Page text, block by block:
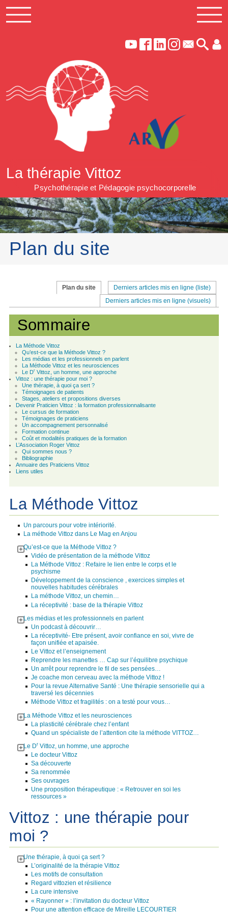
La thérapie Vittoz
Psychothérapie et Pédagogie psychocorporelle
Plan du site
Plan du site
Derniers articles mis en ligne (liste)
Derniers articles mis en ligne (visuels)
Sommaire
La Méthode Vittoz
Qu’est-ce que la Méthode Vittoz ?
Les médias et les professionnels en parlent
La Méthode Vittoz et les neurosciences
Le DrVittoz, un homme, une approche
Vittoz : une thérapie pour moi ?
Une thérapie, à quoi ça sert ?
Témoignages de patients
Stages, ateliers et propositions diverses
Devenir Praticien Vittoz : la formation professionnalisante
Le cursus de formation
Témoignages de praticiens
Un accompagnement personnalisé
Formation continue
Coût et modalités pratiques de la formation
L’Association Roger Vittoz
Qui sommes nous ?
Bibliographie
Annuaire des Praticiens Vittoz
Liens utiles
La Méthode Vittoz
Un parcours pour votre intériorité.
La méthode Vittoz dans Le Mag en Anjou
Qu’est-ce que la Méthode Vittoz ?
Vidéo de présentation de la méthode Vittoz
La Méthode Vittoz : Refaire le lien entre le corps et le
psychisme
Développement de la conscience , exercices simples et
nouvelles habitudes cérébrales
La méthode Vittoz, un chemin…
La réceptivité : base de la thérapie Vittoz
Les médias et les professionnels en parlent
Un podcast à découvrir…
La réceptivité- Etre présent, avoir confiance en soi, vivre de
façon unifiée et apaisée.
Le Vittoz et l’enseignement
Reprendre les manettes … Cap sur l’équilibre psychique
Un arrêt pour reprendre le fil de ses pensées…
Je coache mon cerveau avec la méthode Vittoz !
Pour la revue Alternative Santé : Une thérapie sensorielle qui a
traversé les décennies
Méthode Vittoz et fragilités : on a testé pour vous…
La Méthode Vittoz et les neurosciences
La plasticité cérébrale chez l’enfant
Quand un spécialiste de l’attention cite la méthode VITTOZ…
Le Dr Vittoz, un homme, une approche
Le docteur Vittoz
Sa découverte
Sa renommée
Ses ouvrages
Une proposition thérapeutique : « Retrouver en soi les
ressources »
Vittoz : une thérapie pour
moi ?
Une thérapie, à quoi ça sert ?
L’originalité de la thérapie Vittoz
Les motifs de consultation
Regard vittozien et résilience
La cure intensive
« Rayonner » : l’invitation du docteur Vittoz
Pour une attention efficace de Mireille LECOURTIER